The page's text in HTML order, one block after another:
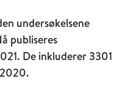
undersøkelsene
publiseres
De inkluderer 3301